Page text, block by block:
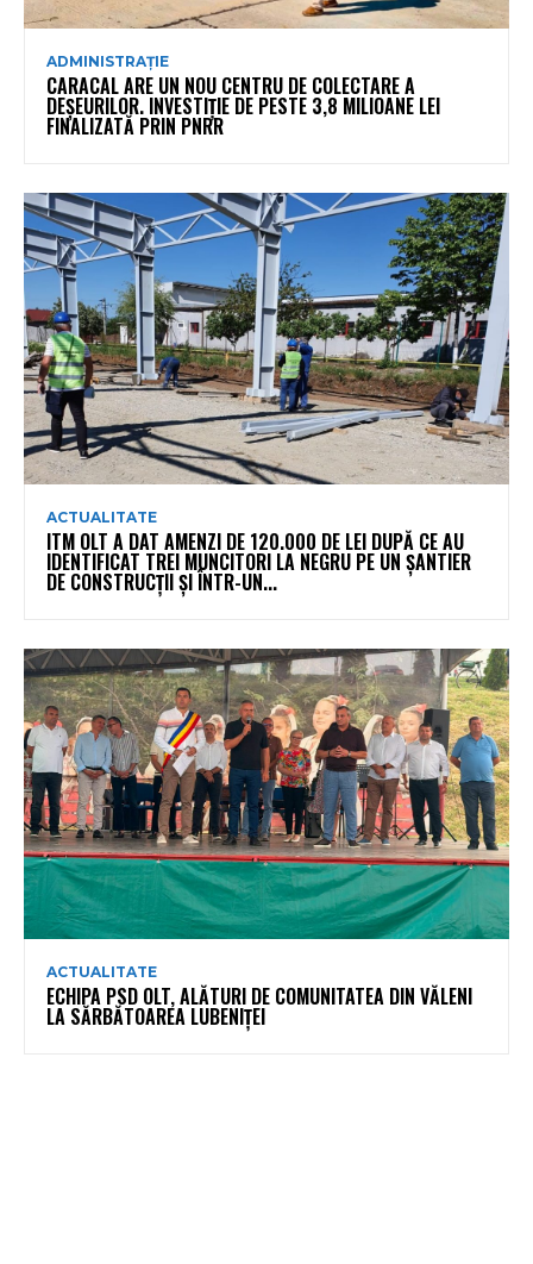
ADMINISTRAȚIE
CARACAL ARE UN NOU CENTRU DE COLECTARE A
DEȘEURILOR. INVESTIȚIE DE PESTE 3,8 MILIOANE LEI
FINALIZATĂ PRIN PNRR
ACTUALITATE
ITM OLT A DAT AMENZI DE 120.000 DE LEI DUPĂ CE AU
IDENTIFICAT TREI MUNCITORI LA NEGRU PE UN ȘANTIER
DE CONSTRUCȚII ȘI ÎNTR-UN...
ACTUALITATE
ECHIPA PSD OLT, ALĂTURI DE COMUNITATEA DIN VĂLENI
LA SĂRBĂTOAREA LUBENIȚEI